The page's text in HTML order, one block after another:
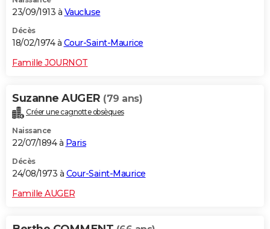
23/09/1913 à Vaucluse
Décès
18/02/1974 à Cour-Saint-Maurice
Famille JOURNOT
Suzanne AUGER (79 ans)
Créer une cagnotte obsèques
Naissance
22/07/1894 à Paris
Décès
24/08/1973 à Cour-Saint-Maurice
Famille AUGER